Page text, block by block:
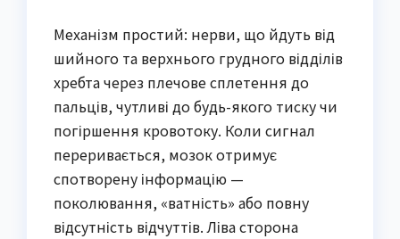
Механізм простий: нерви, що йдуть від
шийного та верхнього грудного відділів
хребта через плечове сплетення до
пальців, чутливі до будь-якого тиску чи
погіршення кровотоку. Коли сигнал
переривається, мозок отримує
спотворену інформацію —
поколювання, «ватність» або повну
відсутність відчуттів. Ліва сторона